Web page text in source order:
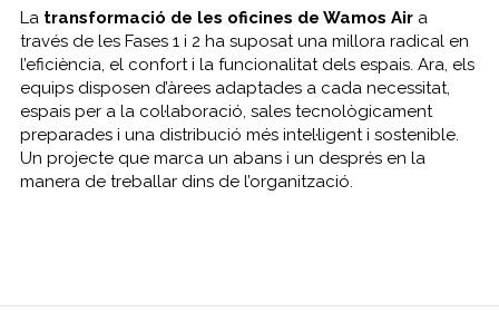
La transformació de les oficines de Wamos Aira
través de les Fases 1 i 2 ha suposat una millora radical en
l’eficiència, el confort i la funcionalitat dels espais. Ara, els
equips disposen d’àrees adaptades a cada necessitat,
espais per a la col·laboració, sales tecnològicament
preparades i una distribució més intel·ligent i sostenible.
Un projecte que marca un abans i un després en la
manera de treballar dins de l’organització.